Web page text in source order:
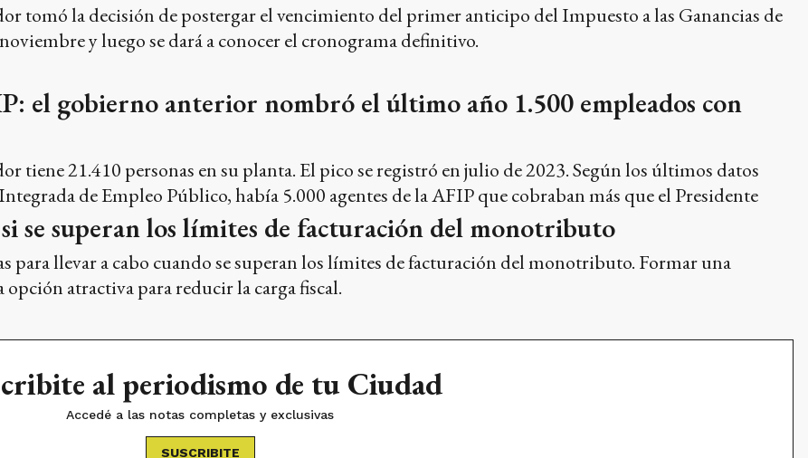
tomó la decisión de postergar el vencimiento del primer anticipo del Impuesto a las Ganancias de
y luego se dará a conocer el cronograma definitivo.
el gobierno anterior nombró el último año 1.500 empleados con
tiene 21.410 personas en su planta. El pico se registró en julio de 2023. Según los últimos datos
de Empleo Público, había 5.000 agentes de la AFIP que cobraban más que el Presidente
se superan los límites de facturación del monotributo
para llevar a cabo cuando se superan los límites de facturación del monotributo. Formar una
opción atractiva para reducir la carga fiscal.
al periodismo de tu Ciudad
Accedé a las notas completas y exclusivas
SUSCRIBITE